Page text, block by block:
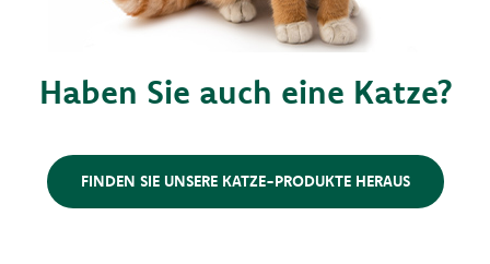
Haben Sie auch eine Katze?
FINDEN SIE UNSERE KATZE-PRODUKTE HERAUS